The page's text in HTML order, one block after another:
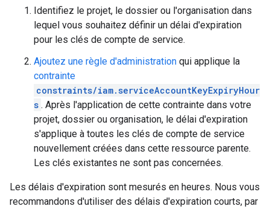
Identifiez le projet, le dossier ou l'organisation dans
lequel vous souhaitez définir un délai d'expiration
pour les clés de compte de service.
Ajoutez une règle d'administration qui applique la
contrainte
constraints/iam.serviceAccountKeyExpiryHour
s . Après l'application de cette contrainte dans votre
projet, dossier ou organisation, le délai d'expiration
s'applique à toutes les clés de compte de service
nouvellement créées dans cette ressource parente.
Les clés existantes ne sont pas concernées.
Les délais d'expiration sont mesurés en heures. Nous vous
recommandons d'utiliser des délais d'expiration courts, par